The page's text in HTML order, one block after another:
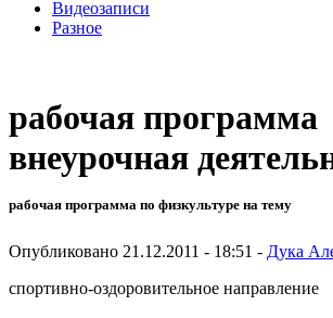
Видеозаписи
Разное
рабочая программа
внеурочная
рабочая программа по физкультуре на тему
Опубликовано 21.12.2011 - 18:51 - Дука
спортивно-оздоровительное направление